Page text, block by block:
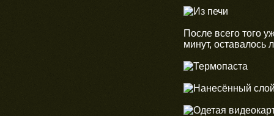
После всего того
минут, оставалось